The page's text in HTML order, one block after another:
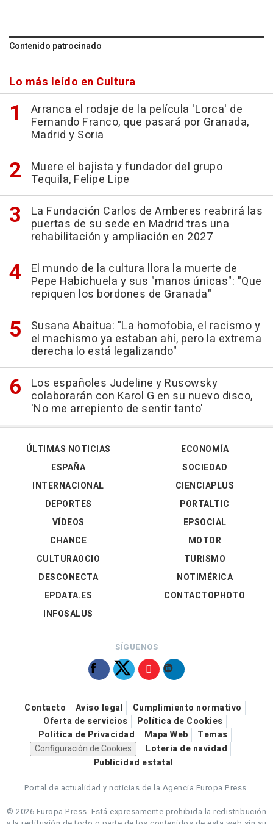
Contenido patrocinado
Lo más leído en Cultura
Arranca el rodaje de la película 'Lorca' de
Fernando Franco, que pasará por Granada,
Madrid y Soria
Muere el bajista y fundador del grupo
Tequila, Felipe Lipe
La Fundación Carlos de Amberes reabrirá las
puertas de su sede en Madrid tras una
rehabilitación y ampliación en 2027
El mundo de la cultura llora la muerte de
Pepe Habichuela y sus "manos únicas": "Que
repiquen los bordones de Granada"
Susana Abaitua: "La homofobia, el racismo y
el machismo ya estaban ahí, pero la extrema
derecha lo está legalizando"
Los españoles Judeline y Rusowsky
colaborarán con Karol G en su nuevo disco,
'No me arrepiento de sentir tanto'
ÚLTIMAS NOTICIAS
ESPAÑA
INTERNACIONAL
DEPORTES
VÍDEOS
ECONOMÍA
SOCIEDAD
CIENCIAPLUS
PORTALTIC
EPSOCIAL
CHANCE
CULTURAOCIO
DESCONECTA
EPDATA.ES
INFOSALUS
MOTOR
TURISMO
NOTIMÉRICA
CONTACTOPHOTO
SÍGUENOS
Contacto Aviso legal
Cumplimiento normativo
Oferta de servicios
Política de Cookies
Política de Privacidad
Mapa Web
Temas
Configuración de Cookies
Loteria de navidad
Publicidad estatal
Portal de actualidad y noticias de la Agencia Europa Press.
© 2026 Europa Press. Está expresamente prohibida la redistribución